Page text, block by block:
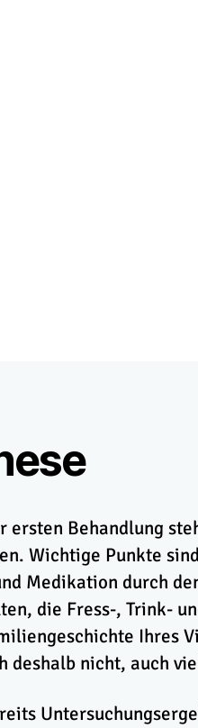
ersten Behandlung
Wichtige Punkte
Medikation durch
die Fress-, Trink-
Ihres
deshalb nicht, auch